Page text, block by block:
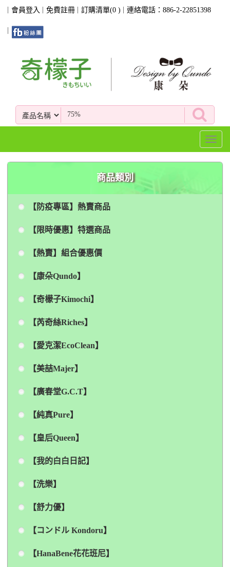
會員登入 免費註冊 訂購清單(0 ) 連絡電話：886-2-22851398
Toggle
商品類別
【防疫專區】熱賣商品
【限時優惠】特選商品
【熱賣】組合優惠價
【康朵Qundo】
【奇檬子Kimochi】
【芮奇絲Riches】
【愛克潔EcoClean】
【美喆Majer】
【廣春堂G.C.T】
【純真Pure】
【皇后Queen】
【我的白白日記】
【洗樂】
【舒力優】
【コンドル Kondoru】
【HanaBene花花班尼】